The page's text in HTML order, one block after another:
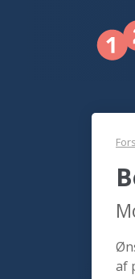
af